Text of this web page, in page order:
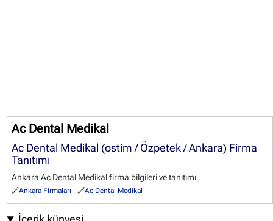
Ac Dental Medikal
Ac Dental Medikal (ostim / Özpetek / Ankara) Firma
Tanıtımı
Ankara Ac Dental Medikal firma bilgileri ve tanıtımı
Ankara Firmaları Ac Dental Medikal